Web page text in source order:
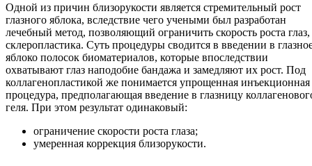
Одной из причин близорукости является стремительный рост
глазного яблока, вследствие чего учеными был разработан
лечебный метод, позволяющий ограничить скорость роста глаз,
склеропластика. Суть процедуры сводится в введении в
яблоко полосок биоматериалов, которые впоследствии
охватывают глаз наподобие бандажа и замедляют их рост. Под
коллагенопластикой же понимается упрощенная инъекционная
процедура, предполагающая введение в глазницу
геля. При этом результат одинаковый:
ограничение скорости роста глаза;
умеренная коррекция близорукости.